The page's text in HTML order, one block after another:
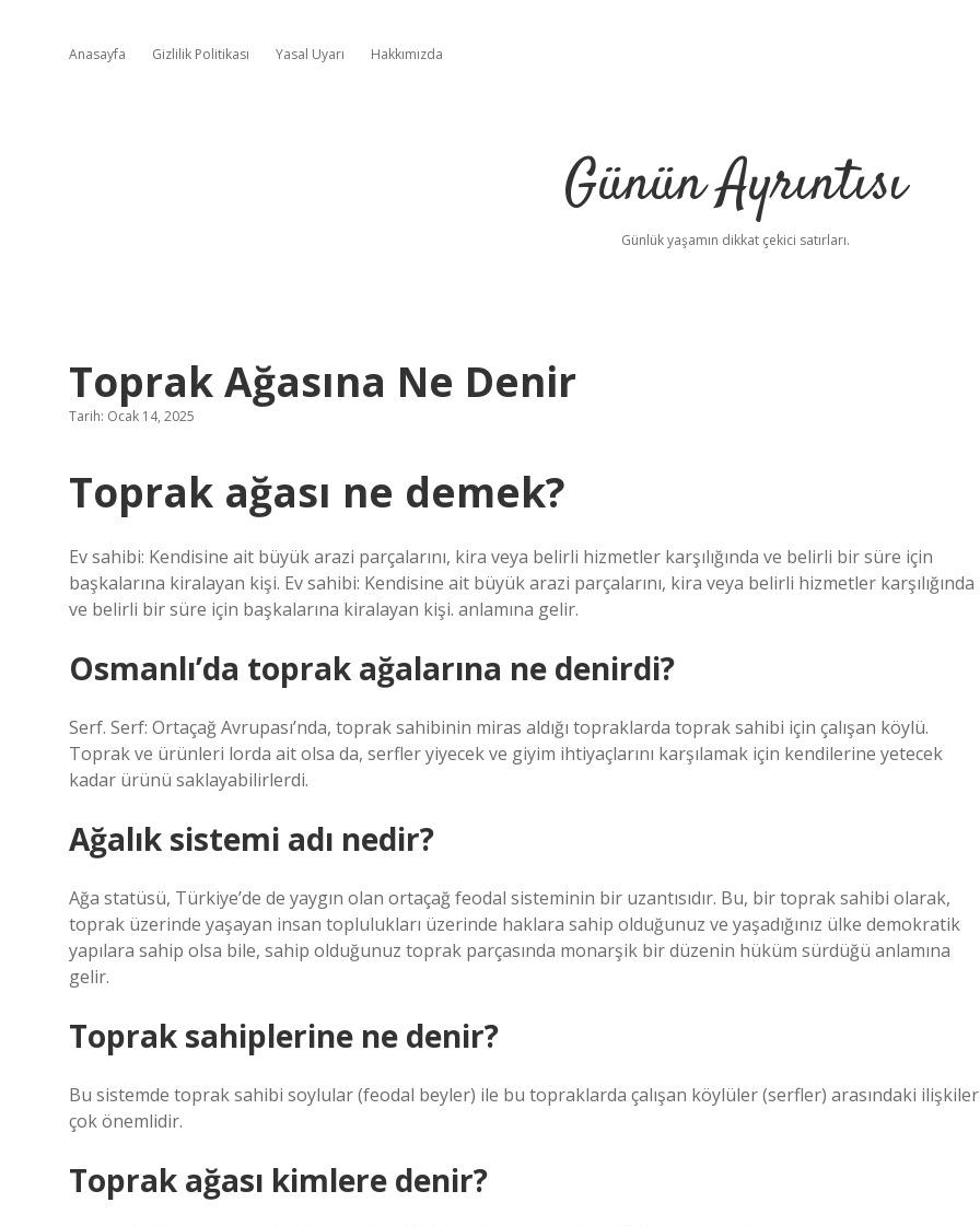
Anasayfa Gizlilik Politikası Yasal Uyarı Hakkımızda
Günün Ayrıntısı
Günlük yaşamın dikkat çekici satırları.
Toprak Ağasına Ne Denir
Tarih: Ocak 14, 2025
Toprak ağası ne demek?
Ev sahibi: Kendisine ait büyük arazi parçalarını, kira veya belirli hizmetler karşılığında ve belirli bir süre için
başkalarına kiralayan kişi. Ev sahibi: Kendisine ait büyük arazi parçalarını, kira veya belirli hizmetler karşılığında
ve belirli bir süre için başkalarına kiralayan kişi. anlamına gelir.
Osmanlı’da toprak ağalarına ne denirdi?
Serf. Serf: Ortaçağ Avrupası’nda, toprak sahibinin miras aldığı topraklarda toprak sahibi için çalışan köylü.
Toprak ve ürünleri lorda ait olsa da, serfler yiyecek ve giyim ihtiyaçlarını karşılamak için kendilerine yetecek
kadar ürünü saklayabilirlerdi.
Ağalık sistemi adı nedir?
Ağa statüsü, Türkiye’de de yaygın olan ortaçağ feodal sisteminin bir uzantısıdır. Bu, bir toprak sahibi olarak,
toprak üzerinde yaşayan insan toplulukları üzerinde haklara sahip olduğunuz ve yaşadığınız ülke demokratik
yapılara sahip olsa bile, sahip olduğunuz toprak parçasında monarşik bir düzenin hüküm sürdüğü anlamına
gelir.
Toprak sahiplerine ne denir?
Bu sistemde toprak sahibi soylular (feodal beyler) ile bu topraklarda çalışan köylüler (serfler) arasındaki ilişkiler
çok önemlidir.
Toprak ağası kimlere denir?